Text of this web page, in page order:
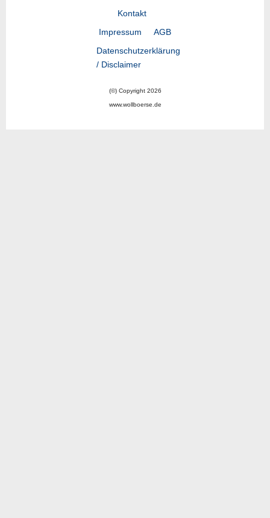
Kontakt
Impressum
AGB
Datenschutzerklärung
/ Disclaimer
(©) Copyright 2026
www.wollboerse.de